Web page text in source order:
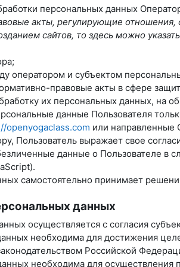
персональных данных
акты, регулирующие
сайтов, то здесь можно
оператором и субъектом
правовые акты в сфере
их персональных данных, на
данные Пользователя
openyogaclass.com или направленные
Пользователь выражает свое
данные о Пользователе в
самостоятельно принимает
данных
осуществляется с согласия
необходима для достижения
Российской
необходима для осуществления